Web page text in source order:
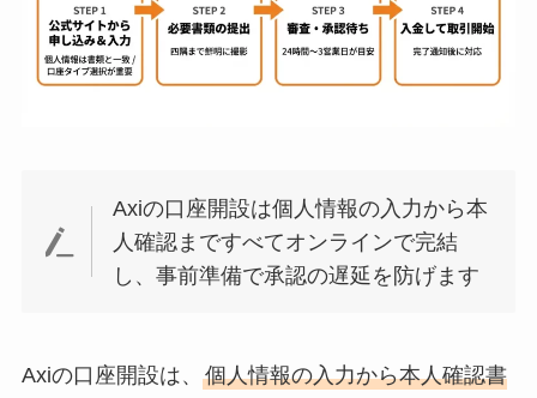
Axiの口座開設は個人情報の入力から本
人確認まですべてオンラインで完結
し、事前準備で承認の遅延を防げます
Axiの口座開設は、 個人情報の入力から本人確認書